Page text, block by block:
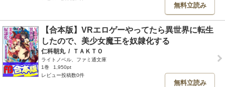
無料立読み
【合本版】VRエロゲーやってたら異世界に転生
したので、美少女魔王を奴隷化する
仁科朝丸 / ＴＡＫＴＯ
ライトノベル、ファミ通文庫
1巻
1,950pt
レビュー投稿数0件
無料立読み